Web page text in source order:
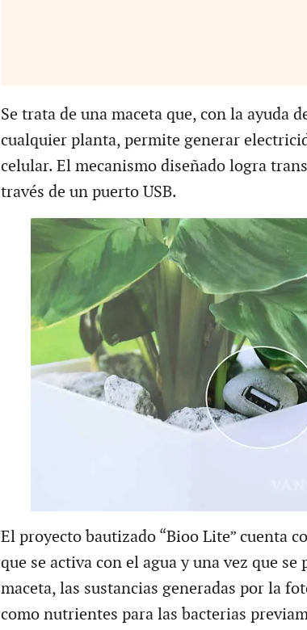
Se trata de una maceta que, con la ayuda
cualquier planta, permite generar
celular. El mecanismo diseñado logra
través de un puerto USB.
El proyecto bautizado “Bioo Lite” cuenta
que se activa con el agua y una vez que
maceta, las sustancias generadas por la
como nutrientes para las bacterias